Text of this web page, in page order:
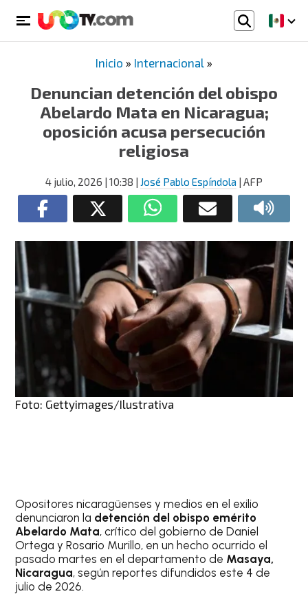
Inicio » Internacional »
Denuncian detención del obispo
Abelardo Mata en Nicaragua;
oposición acusa persecución
religiosa
4 julio, 2026 | 10:38 | José Pablo Espíndola | AFP
Foto: Gettyimages/Ilustrativa
Opositores nicaragüenses y medios en el exilio
denunciaron la detención del obispo emérito
Abelardo Mata, crítico del gobierno de Daniel
Ortega y Rosario Murillo, en un hecho ocurrido el
pasado martes en el departamento de Masaya,
Nicaragua, según reportes difundidos este 4 de
julio de 2026.